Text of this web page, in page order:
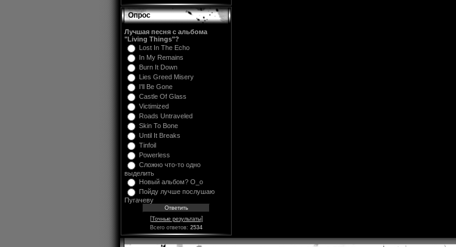
Опрос
Лучшая песня с альбома
"Living Things"?
Lost In The Echo
In My Remains
Burn It Down
Lies Greed Misery
I'll Be Gone
Castle Of Glass
Victimized
Roads Untraveled
Skin To Bone
Until It Breaks
Tinfoil
Powerless
Сложно что-то одно
выделить
Новый альбом? O_o
Пойду лучше послушаю
Пугачеву
[Точные результаты]
Всего ответов: 2534